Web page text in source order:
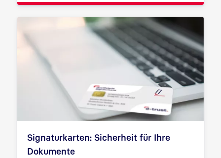
Signaturkarten: Sicherheit für Ihre
Dokumente